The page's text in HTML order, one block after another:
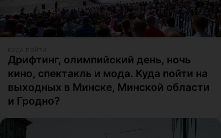
Дрифтинг, олимпийский день, ночь
кино, спектакль и мода. Куда пойти на
выходных в Минске, Минской области
и Гродно?